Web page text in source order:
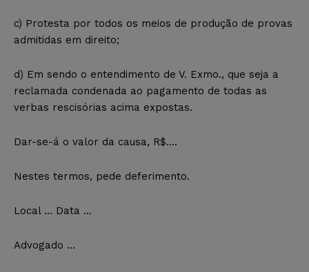
c) Protesta por todos os meios de produção de provas
admitidas em direito;
d) Em sendo o entendimento de V. Exmo., que seja a
reclamada condenada ao pagamento de todas as
verbas rescisórias acima expostas.
Dar-se-á o valor da causa, R$….
Nestes termos, pede deferimento.
Local … Data …
Advogado …